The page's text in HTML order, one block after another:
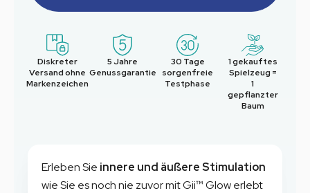
Diskreter
Versand ohne
Markenzeichen
5 Jahre
Genussgarantie
30 Tage
sorgenfreie
Testphase
1 gekauftes
Spielzeug =
1
gepflanzter
Baum
Erleben Sie innere und äußere Stimulation
wie Sie es noch nie zuvor mitGii™ Glowerlebt